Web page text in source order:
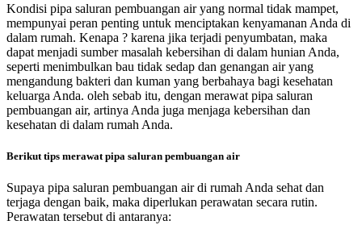
Kondisi pipa saluran pembuangan air yang normal tidak mampet,
mempunyai peran penting untuk menciptakan kenyamanan Anda di
dalam rumah. Kenapa ? karena jika terjadi penyumbatan, maka
dapat menjadi sumber masalah kebersihan di dalam hunian Anda,
seperti menimbulkan bau tidak sedap dan genangan air yang
mengandung bakteri dan kuman yang berbahaya bagi kesehatan
keluarga Anda. oleh sebab itu, dengan merawat pipa saluran
pembuangan air, artinya Anda juga menjaga kebersihan dan
kesehatan di dalam rumah Anda.
Berikut tips merawat pipa saluran pembuangan air
Supaya pipa saluran pembuangan air di rumah Anda sehat dan
terjaga dengan baik, maka diperlukan perawatan secara rutin.
Perawatan tersebut di antaranya: